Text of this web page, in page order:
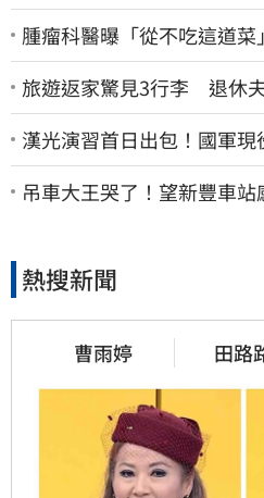
腫瘤科醫曝「從不吃這道
旅遊返家驚見3行李 退休
漢光演習首日出包！國軍
撿到零件…軍方說話了
吊車大王哭了！望新豐車
熱搜新聞
曹雨婷 田路